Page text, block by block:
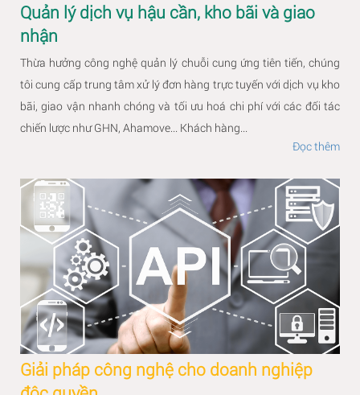
Quản lý dịch vụ hậu cần, kho bãi và giao
nhận
Thừa hưởng công nghệ quản lý chuỗi cung ứng tiên tiến, chúng
tôi cung cấp trung tâm xử lý đơn hàng trực tuyến với dịch vụ kho
bãi, giao vận nhanh chóng và tối ưu hoá chi phí với các đối tác
chiến lược như GHN, Ahamove... Khách hàng...
Đọc thêm
Giải pháp công nghệ cho doanh nghiệp